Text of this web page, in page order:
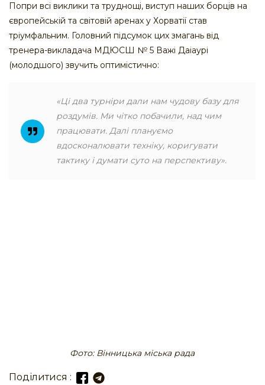
Попри всі виклики та труднощі, виступ наших борців на
європейській та світовій аренах у Хорватії став
тріумфальним. Головний підсумок цих змагань від
тренера-викладача МДЮСШ № 5 Важі Даіаурі
(молодшого) звучить оптимістично:
«Ці два турніри дали нам чудову базу для
роздумів. Ми чітко побачили, над чим
працювати. Далі плануємо
вдосконалювати техніку, коригувати
тактику і думати суто на перспективу».
Фото: Вінницька міська рада
Поділитися :